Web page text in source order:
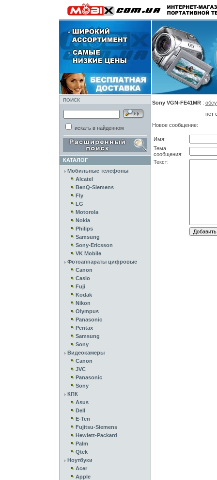
ПОИСК
искать в найденном
КАТАЛОГ
Мобильные телефоны
Alcatel
BenQ-Siemens
Fly
LG
Motorola
Nokia
Philips
Samsung
Sony-Ericsson
VK Mobile
Фотоаппараты цифровые
Canon
Casio
Fuji
Kodak
Nikon
Olympus
Panasonic
Pentax
Samsung
Sony
Видеокамеры
Canon
JVC
Panasonic
Sony
КПК
Asus
Dell
E-Ten
Fujitsu-Siemens
Hewlett-Packard
Palm
Qtek
Ноутбуки
Acer
Apple
Sony VGN-FE41MR:
нет
Новое сообщение:
Имя:
Тема
сообщения:
Текст: